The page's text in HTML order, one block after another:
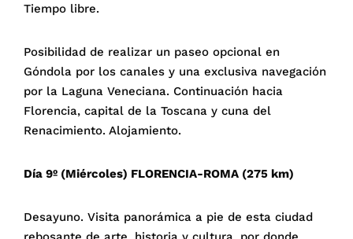
Tiempo libre.
Posibilidad de realizar un paseo opcional en
Góndola por los canales y una exclusiva navegación
por la Laguna Veneciana. Continuación hacia
Florencia, capital de la Toscana y cuna del
Renacimiento. Alojamiento.
Día 9º (Miércoles) FLORENCIA-ROMA (275 km)
Desayuno. Visita panorámica a pie de esta ciudad